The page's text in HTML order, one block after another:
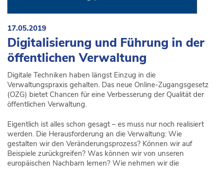
17.05.2019
Digitalisierung und Führung in der
öffentlichen Verwaltung
Digitale Techniken haben längst Einzug in die
Verwaltungspraxis gehalten. Das neue Online-Zugangsgesetz
(OZG) bietet Chancen für eine Verbesserung der Qualität der
öffentlichen Verwaltung.
Eigentlich ist alles schon gesagt – es muss nur noch realisiert
werden. Die Herausforderung an die Verwaltung: Wie
gestalten wir den Veränderungsprozess? Können wir auf
Beispiele zurückgreifen? Was können wir von unseren
europäischen Nachbarn lernen? Wie nehmen wir die